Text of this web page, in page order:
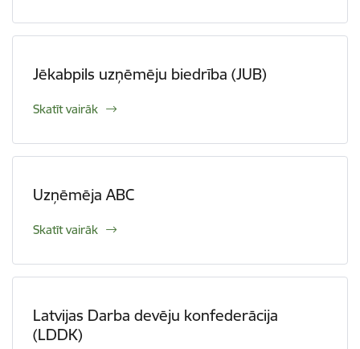
Jēkabpils uzņēmēju biedrība (JUB)
Skatīt vairāk
Uzņēmēja ABC
Skatīt vairāk
Latvijas Darba devēju konfederācija
(LDDK)